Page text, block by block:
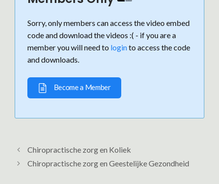
Sorry, only members can access the video embed
code and download the videos :( - if you are a
member you will need to loginto access the code
and downloads.
Become a Member
Chiropractische zorg en Koliek
Chiropractische zorg en Geestelijke Gezondheid